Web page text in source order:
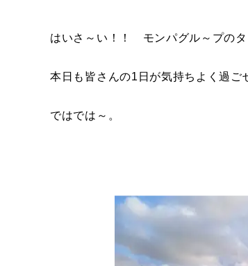
はいさ～い！！ モンパグル～プのタ
本日も皆さんの1日が気持ちよく過ご
ではでは～。